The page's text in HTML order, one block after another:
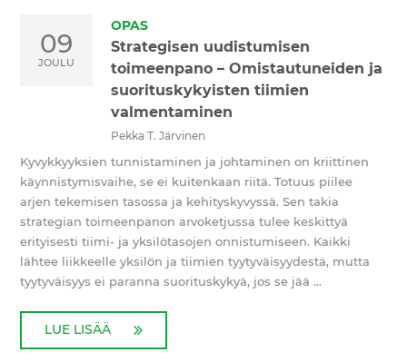
09
JOULU
OPAS
Strategisen uudistumisen
toimeenpano – Omistautuneiden ja
suorituskykyisten tiimien
valmentaminen
Pekka T. Järvinen
Kyvykkyyksien tunnistaminen ja johtaminen on kriittinen
käynnistymisvaihe, se ei kuitenkaan riitä. Totuus piilee
arjen tekemisen tasossa ja kehityskyvyssä. Sen takia
strategian toimeenpanon arvoketjussa tulee keskittyä
erityisesti tiimi- ja yksilötasojen onnistumiseen. Kaikki
lähtee liikkeelle yksilön ja tiimien tyytyväisyydestä, mutta
tyytyväisyys ei paranna suorituskykyä, jos se jää ...
LUE LISÄÄ